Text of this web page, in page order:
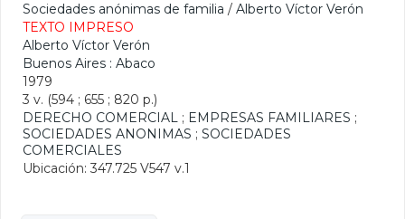
Sociedades anónimas de familia / Alberto Víctor Verón
TEXTO IMPRESO
Alberto Víctor Verón
Buenos Aires : Abaco
1979
3 v. (594 ; 655 ; 820 p.)
DERECHO COMERCIAL ; EMPRESAS FAMILIARES ;
SOCIEDADES ANONIMAS ; SOCIEDADES
COMERCIALES
Ubicación: 347.725 V547 v.1